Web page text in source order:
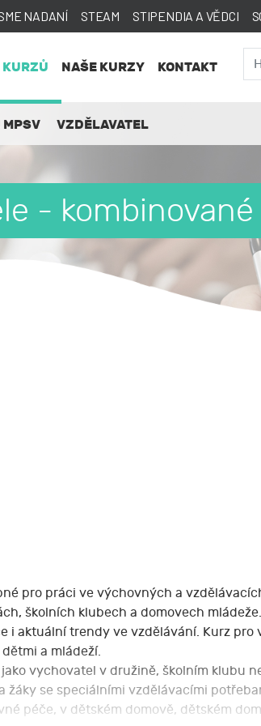
NADANÍ STEAM STIPENDIA A VĚDCI
KURZŮ
MPSV VZDĚLAVATEL
NAŠE KURZY KONTAKT
- kombinované
pro práci ve výchovných a
školních klubech a domovech mládeže.
i aktuální trendy ve vzdělávání. Kurz pro
a mládeží.
vychovatel v družině, školním klubu
se speciálními vzdělávacími
péče, v dětském domově, dětském